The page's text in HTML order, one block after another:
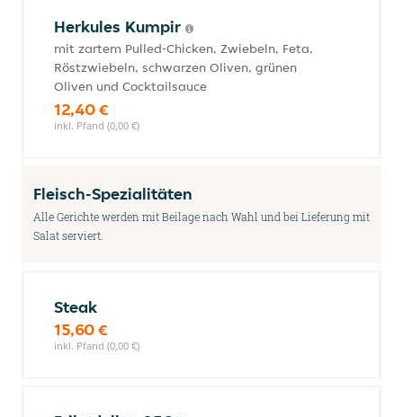
Herkules Kumpir
mit zartem Pulled-Chicken, Zwiebeln, Feta,
Röstzwiebeln, schwarzen Oliven, grünen
Oliven und Cocktailsauce
12,40 €
inkl. Pfand (0,00 €)
Fleisch-Spezialitäten
Alle Gerichte werden mit Beilage nach Wahl und bei Lieferung mit
Salat serviert.
Steak
15,60 €
inkl. Pfand (0,00 €)